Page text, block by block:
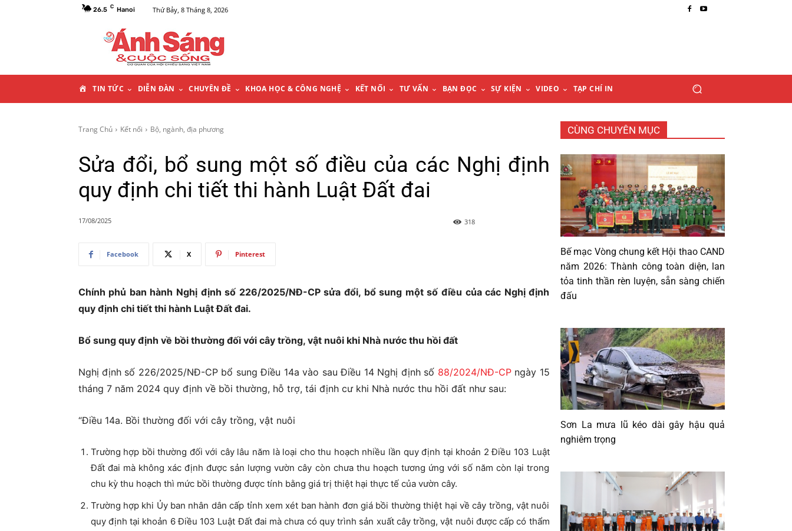
26.5 C Hanoi Thứ Bảy, 8 Tháng 8, 2026
N
G
H
TIN TỨC DIỄN ĐÀN CHUYÊN ĐỀ KHOA HỌC & CÔNG NGHỆ KẾT NỐI TƯ VẤN BẠN ĐỌC SỰ KIỆN VIDEO TẠP CHÍ IN
Trang Chủ Kết nối Bộ, ngành, địa phương
Sửa đổi, bổ sung một số điều của các Nghị định
quy định chi tiết thi hành Luật Đất đai
17/08/2025 318
Facebook X Pinterest
Chính phủ ban hành Nghị định số 226/2025/NĐ-CP sửa đổi, bổ sung một số điều của các Nghị định
quy định chi tiết thi hành Luật Đất đai.
Bổ sung quy định về bồi thường đối với cây trồng, vật nuôi khi Nhà nước thu hồi đất
Nghị định số 226/2025/NĐ-CP bổ sung Điều 14a vào sau Điều 14 Nghị định số 88/2024/NĐ-CPngày 15
tháng 7 năm 2024 quy định về bồi thường, hỗ trợ, tái định cư khi Nhà nước thu hồi đất như sau:
“Điều 14a. Bồi thường đối với cây trồng, vật nuôi
Trường hợp bồi thường đối với cây lâu năm là loại cho thu hoạch nhiều lần quy định tại khoản 2 Điều 103 Luật
Đất đai mà không xác định được sản lượng vườn cây còn chưa thu hoạch tương ứng với số năm còn lại trong
chu kỳ thu hoạch thì mức bồi thường được tính bằng giá trị thiệt hại thực tế của vườn cây.
Trường hợp khi Ủy ban nhân dân cấp tỉnh xem xét ban hành đơn giá bồi thường thiệt hại về cây trồng, vật nuôi
quy định tại khoản 6 Điều 103 Luật Đất đai mà chưa có quy trình sản xuất cây trồng, vật nuôi được cấp có thẩm
CÙNG CHUYÊN MỤC
Bế mạc Vòng chung kết Hội thao CAND
năm 2026: Thành công toàn diện, lan
tỏa tinh thần rèn luyện, sẵn sàng chiến
đấu
Sơn La mưa lũ kéo dài gây hậu quả
nghiêm trọng